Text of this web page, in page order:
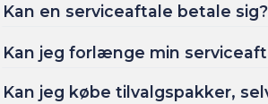
Kan en serviceaftale betale sig?
Kan jeg forlænge min
Kan jeg købe tilvalgspakker,